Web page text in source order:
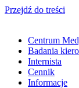
Przejdź do treści
Centrum
Badania
Internista
Cennik
Informacje